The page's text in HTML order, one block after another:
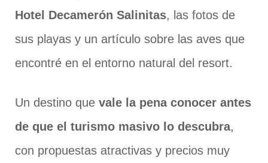
Hotel Decamerón Salinitas, las fotos de
sus playas y un artículo sobre las aves que
encontré en el entorno natural del resort.
Un destino que vale la pena conocer antes
de que el turismo masivo lo descubra,
con propuestas atractivas y precios muy